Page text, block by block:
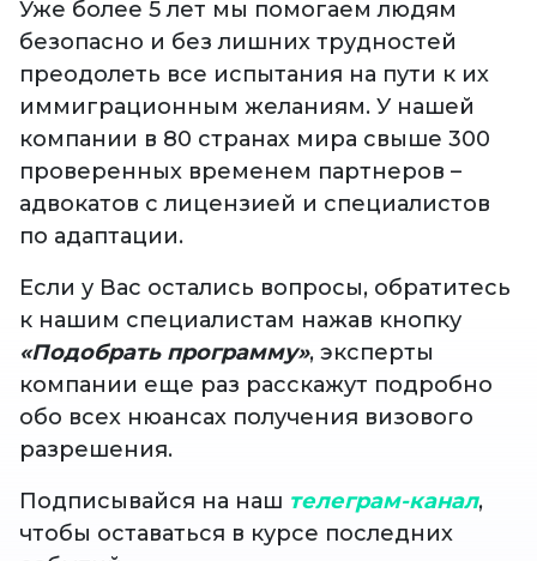
Уже более 5 лет мы помогаем людям
безопасно и без лишних трудностей
преодолеть все испытания на пути к их
иммиграционным желаниям. У нашей
компании в 80 странах мира свыше 300
проверенных временем партнеров –
адвокатов с лицензией и специалистов
по адаптации.
Если у Вас остались вопросы, обратитесь
к нашим специалистам нажав кнопку
«Подобрать программу», эксперты
компании еще раз расскажут подробно
обо всех нюансах получения визового
разрешения.
Подписывайся на наш телеграм-канал,
чтобы оставаться в курсе последних